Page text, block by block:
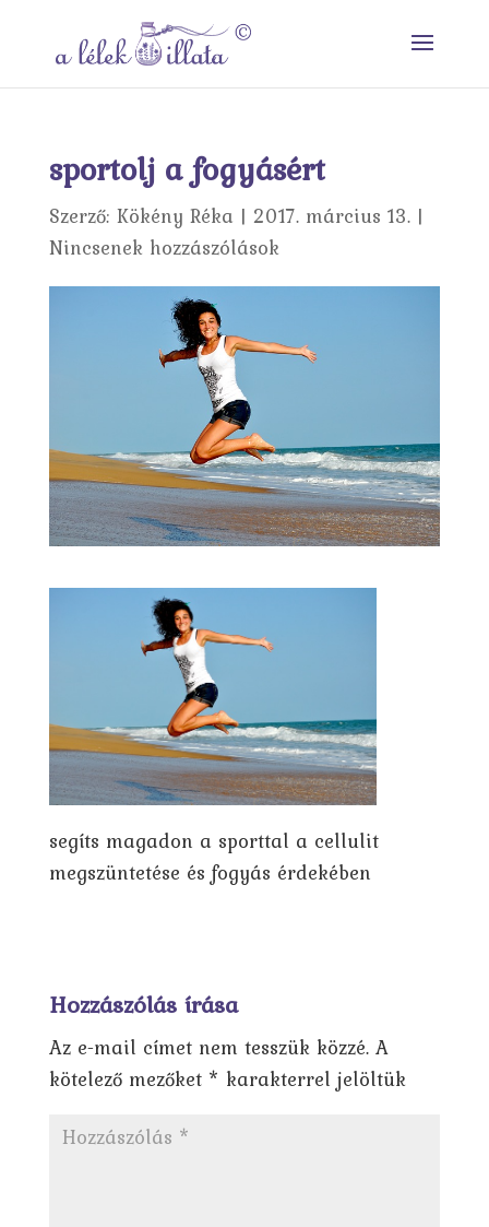
sportolj a fogyásért
Szerző: Kökény Réka | 2017. március 13.|
Nincsenek hozzászólások
segíts magadon a sporttal a cellulit
megszüntetése és fogyás érdekében
Hozzászólás írása
Az e-mail címet nem tesszük közzé. A
kötelező mezőket * karakterrel jelöltük